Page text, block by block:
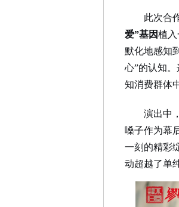
此次合
爱”基因植
默化地感知
心”的认知
知消费群体
演出中，
嗓子作为幕
一刻的精彩
动超越了单